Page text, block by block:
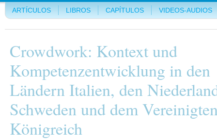
ARTÍCULOS LIBROS CAPÍTULOS VIDEOS-AUDIOS
Crowdwork: Kontext und
Kompetenzentwicklung in den
Ländern Italien, den
Schweden und dem
Königreich